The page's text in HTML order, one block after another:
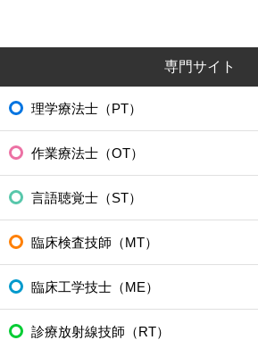
専門サイト
理学療法士（PT）
作業療法士（OT）
言語聴覚士（ST）
臨床検査技師（MT）
臨床工学技士（ME）
診療放射線技師（RT）